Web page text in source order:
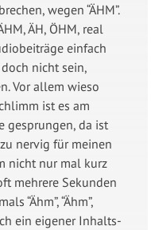
wegen “ÄHM”.
ÄH, ÖHM, real
einfach
nicht sein,
Vor allem wieso
ist es am
gesprungen, da ist
nervig für meinen
nicht nur mal kurz
mehrere Sekunden
“Ähm”, “Ähm”,
ein eigener Inhalts-